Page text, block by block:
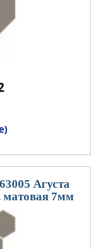
Агуста
матовая 7мм